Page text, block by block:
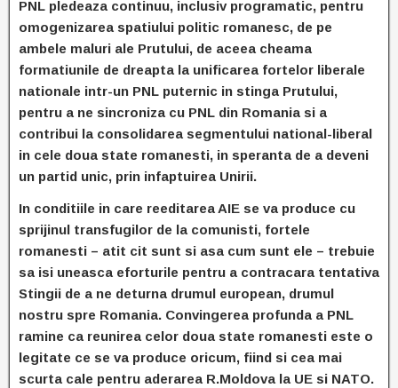
PNL pledeaza continuu, inclusiv programatic, pentru
omogenizarea spatiului politic romanesc, de pe
ambele maluri ale Prutului, de aceea cheama
formatiunile de dreapta la unificarea fortelor liberale
nationale intr-un PNL puternic in stinga Prutului,
pentru a ne sincroniza cu PNL din Romania si a
contribui la consolidarea segmentului national-liberal
in cele doua state romanesti, in speranta de a deveni
un partid unic, prin infaptuirea Unirii.
In conditiile in care reeditarea AIE se va produce cu
sprijinul transfugilor de la comunisti, fortele
romanesti – atit cit sunt si asa cum sunt ele – trebuie
sa isi uneasca eforturile pentru a contracara tentativa
Stingii de a ne deturna drumul european, drumul
nostru spre Romania. Convingerea profunda a PNL
ramine ca reunirea celor doua state romanesti este o
legitate ce se va produce oricum, fiind si cea mai
scurta cale pentru aderarea R.Moldova la UE si NATO.